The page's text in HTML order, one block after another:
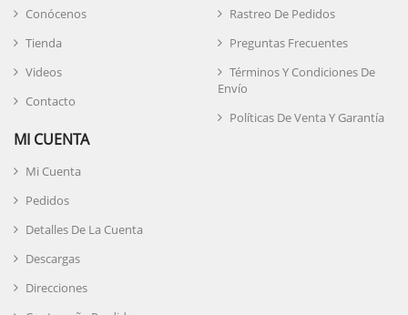
Conócenos
Tienda
Videos
Contacto
Rastreo De Pedidos
Preguntas Frecuentes
Términos Y Condiciones De
Envío
Políticas De Venta Y Garantía
MI CUENTA
Mi Cuenta
Pedidos
Detalles De La Cuenta
Descargas
Direcciones